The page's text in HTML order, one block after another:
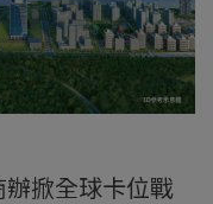
掀全球卡位戰